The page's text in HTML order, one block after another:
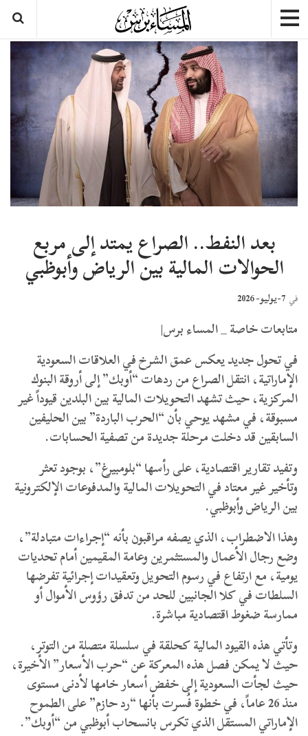
بعد النفط.. الصراع يمتد إلى مربع
الحوالات المالية بين الرياض وأبوظبي
في 7-يوليو- 2026
متابعات خاصة _ المساء برس|
​في تحول جديد يعكس عمق الشرخ في العلاقات السعودية
الإماراتية، انتقل الصراع من ردهات “أوبك” إلى أروقة البنوك
المركزية، حيث تشهد التحويلات المالية بين البلدين قيوداً غير
مسبوقة، في مشهد يوحي بأن “الحرب الباردة” بين الحليفين
السابقين قد دخلت مرحلة جديدة من تصفية الحسابات.
و​تفيد تقارير اقتصادية، على رأسها “بلومبيرغ”، بوجود تعثر
وتأخير غير معتاد في التحويلات المالية والمدفوعات الإلكترونية
بين الرياض وأبوظبي.
وهذا الاضطراب، الذي يصفه مراقبون بأنه “إجراءات متبادلة”،
وضع رجال الأعمال والمستثمرين وعامة المقيمين أمام تحديات
يومية، مع ارتفاع في رسوم التحويل وتعقيدات إجرائية تفرضها
السلطات في كلا الجانبين للحد من تدفق رؤوس الأموال أو
ممارسة ضغوط اقتصادية مباشرة.
و​تأتي هذه القيود المالية كحلقة في سلسلة متصلة من التوتر،
حيث لا يمكن فصل هذه المعركة عن “حرب الأسعار” الأخيرة،
حيث لجأت السعودية إلى خفض أسعار خامها لأدنى مستوى
منذ 26 عاماً، في خطوة فُسرت بأنها “رد حازم” على الطموح
الإماراتي المستقل الذي تكرس بانسحاب أبوظبي من “أوبك”.